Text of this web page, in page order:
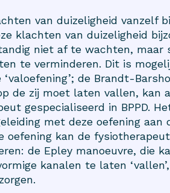
van duizeligheid vanzelf
klachten van duizeligheid
niet af te wachten, maar
te verminderen. Dit is
de Brandt-
de zij moet laten vallen, kan
gespecialiseerd in BPPD.
met deze oefening aan
oefening kan de
de Epley manoeuvre, die
kanalen te laten